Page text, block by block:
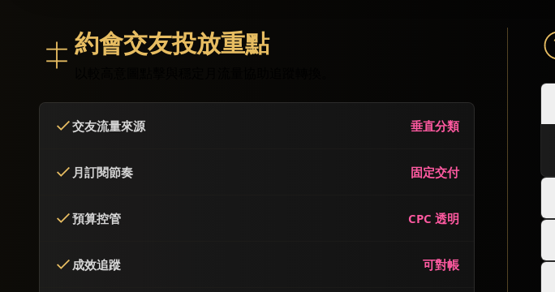
約會交友投放重點
交友流量來源 垂直分類
月訂閱節奏 固定交付
預算控管 CPC 透明
成效追蹤 可對帳